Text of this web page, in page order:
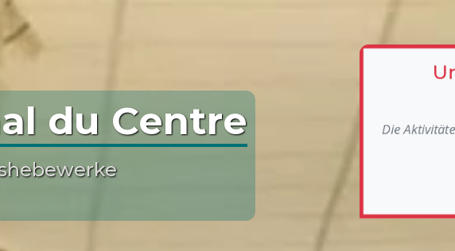
du Centre Die